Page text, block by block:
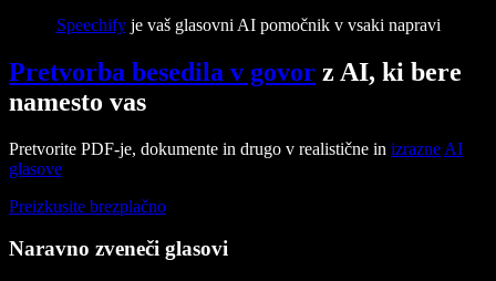
Speechifyje vaš glasovni AI pomočnik v vsaki napravi
Pretvorba besedila v govor z AI, ki bere
namesto vas
Pretvorite PDF-je, dokumente in drugo v realistične in izrazne AI
glasove
Preizkusite brezplačno
Naravno zveneči glasovi